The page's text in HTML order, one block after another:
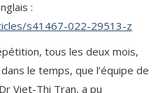
:
s41467-022-29513-z
tous les deux mois,
le temps, que l’équipe de
Viet-Thi Tran, a pu